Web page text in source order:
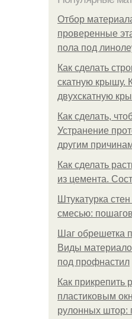
Отбор
проверенные
пола под
Как сделать
скатную крышу.
двухскатную
Как сделать,
Устранение
другим
Как сделать
из цемента.
Штукатурка
смесью:
Шаг обрешетка
Виды
под профнастил
Как
пластиковым
рулонных штор: